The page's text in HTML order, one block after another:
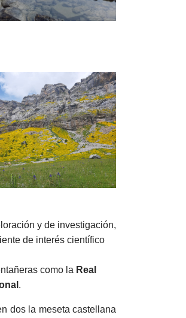
y de investigación,
de interés científico
como la Real
.
dos la meseta castellana